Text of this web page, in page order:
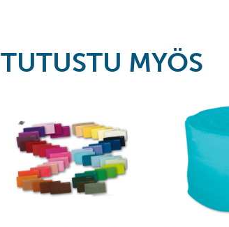
TUTUSTU MYÖS